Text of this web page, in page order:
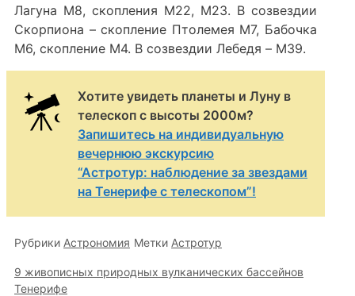
Лагуна M8, скопления M22, M23. В созвездии
Скорпиона – скопление Птолемея M7, Бабочка
M6, скопление M4. В созвездии Лебедя – M39.
Хотите увидеть планеты и Луну в
телескоп с высоты 2000м?
Запишитесь на индивидуальную
вечернюю экскурсию
“Астротур: наблюдение за звездами
на Тенерифе с телескопом”!
Рубрики Астрономия Метки Астротур
9 живописных природных вулканических бассейнов
Тенерифе